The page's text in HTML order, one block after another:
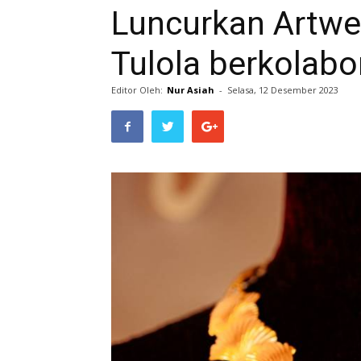
Luncurkan
Tulola
Editor Oleh: Nur Asiah - Selasa, 12 Desember 2023